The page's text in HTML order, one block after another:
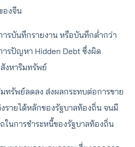
องจีน
รบันทึกรายงาน หรือบันทึกต่ำกว่า
รปัญหา Hidden Debt ซึ่งผิด
งหาริมทรัพย์
ทรัพย์ลดลง ส่งผลกระทบต่อการขาย
รายได้หลักของรัฐบาลท้องถิ่น จนมี
ในการชำระหนี้ของรัฐบาลท้องถิ่น